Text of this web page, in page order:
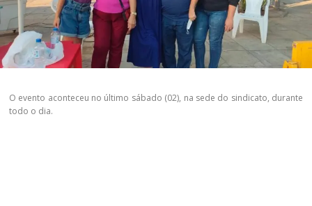
O evento aconteceu no último sábado (02), na sede do sindicato, durante
todo o dia.